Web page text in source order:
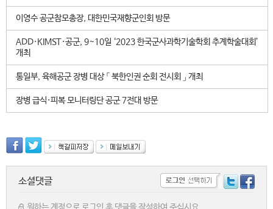
이영수 공군참모총장, 대한민국재향군인회 방문
ADD·KIMST·공군, 9~10일 ‘2023 한국군사과학기술학회 추계학술대회’
개최
통일부, 육해공군 장병 대상 「 북한인권 순회 전시회 」 개최
장병 급식·피복 모니터링단 공군 7전대 방문
소셜댓글